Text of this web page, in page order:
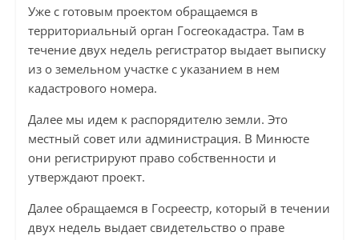
Уже с готовым проектом обращаемся в
территориальный орган Госгеокадастра. Там в
течение двух недель регистратор выдает выписку
из о земельном участке с указанием в нем
кадастрового номера.
Далее мы идем к распорядителю земли. Это
местный совет или администрация. В Минюсте
они регистрируют право собственности и
утверждают проект.
Далее обращаемся в Госреестр, который в течении
двух недель выдает свидетельство о праве